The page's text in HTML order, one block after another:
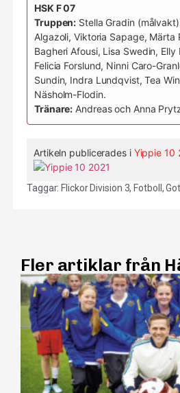
HSK F 07
Truppen: Stella Gradin
Algazoli, Viktoria Sapage, Märta
Bagheri Afousi, Lisa Swedin,
Felicia Forslund, Ninni Caro-
Sundin, Indra Lundqvist, Tea
Näsholm-Flodin.
Tränare: Andreas och Anna
Artikeln publicerades i Yippie 10
Taggar:Flickor Division 3,Fotboll,
Fler artiklar från